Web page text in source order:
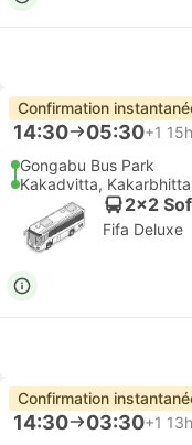
Confirmation
14:30 05:30+1 15h
Gongabu Bus Park
Kakadvitta, Kakarbhitta
2x2
Fifa Deluxe
Confirmation
14:30 03:30+1 13h